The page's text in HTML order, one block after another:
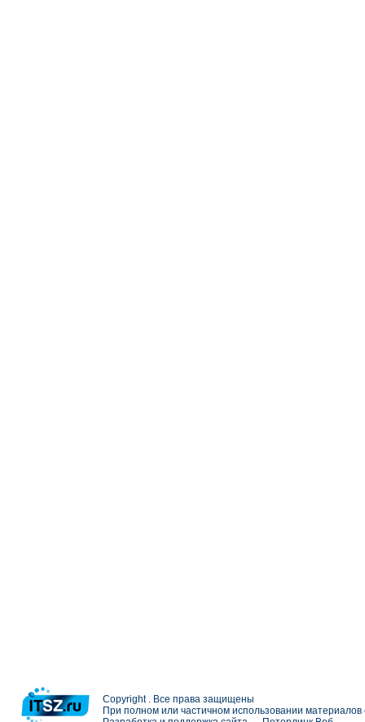
Copyright . Все права защищены
При полном или частичном использовании